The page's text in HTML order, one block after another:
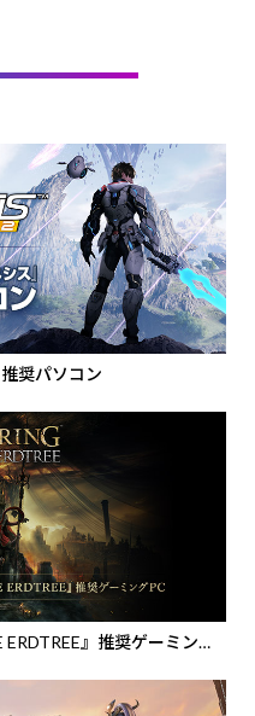
奨パソコン
ERDTREE』推奨ゲーミング